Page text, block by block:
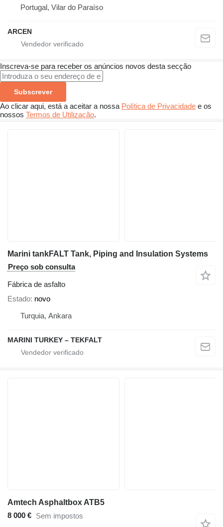
Portugal, Vilar do Paraíso
ARCEN
Inscreva-se para receber os anúncios novos desta secção
Subscrever
Ao clicar aqui, está a aceitar a nossa Política de Privacidade e os
nossos Termos de Utilização.
Marini tankFALT Tank, Piping and Insulation Systems
Preço sob consulta
Fábrica de asfalto
Estado novo
Turquia, Ankara
MARINI TURKEY – TEKFALT
Amtech Asphaltbox ATB5
8 000 € Sem impostos